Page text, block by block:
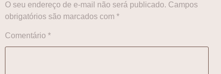
O seu endereço de e-mail não será publicado. Campos
obrigatórios são marcados com *
Comentário *